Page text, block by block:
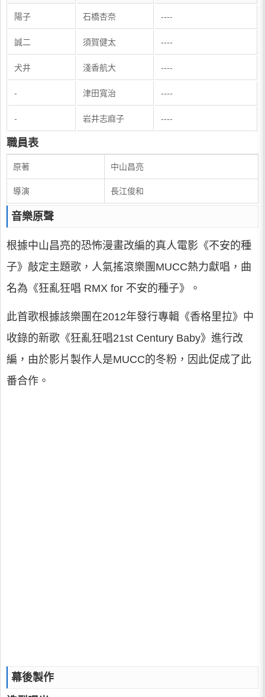
陽子 石橋杏奈 ----
誠二 須賀健太 ----
犬井 淺香航大 ----
- 津田寬治 ----
- 岩井志麻子 ----
職員表
原著 中山昌亮
導演 長江俊和
音樂原聲
根據中山昌亮的恐怖漫畫改編的真人電影《不安的種
子》敲定主題歌，人氣搖滾樂團MUCC熱力獻唱，曲
名為《狂亂狂唱 RMX for 不安的種子》。
此首歌根據該樂團在2012年發行專輯《香格里拉》中
收錄的新歌《狂亂狂唱21st Century Baby》進行改
編，由於影片製作人是MUCC的冬粉，因此促成了此
番合作。
幕後製作